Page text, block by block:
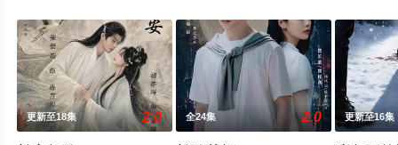
更新至18集 2.0 全24集 2.0 更新至16集